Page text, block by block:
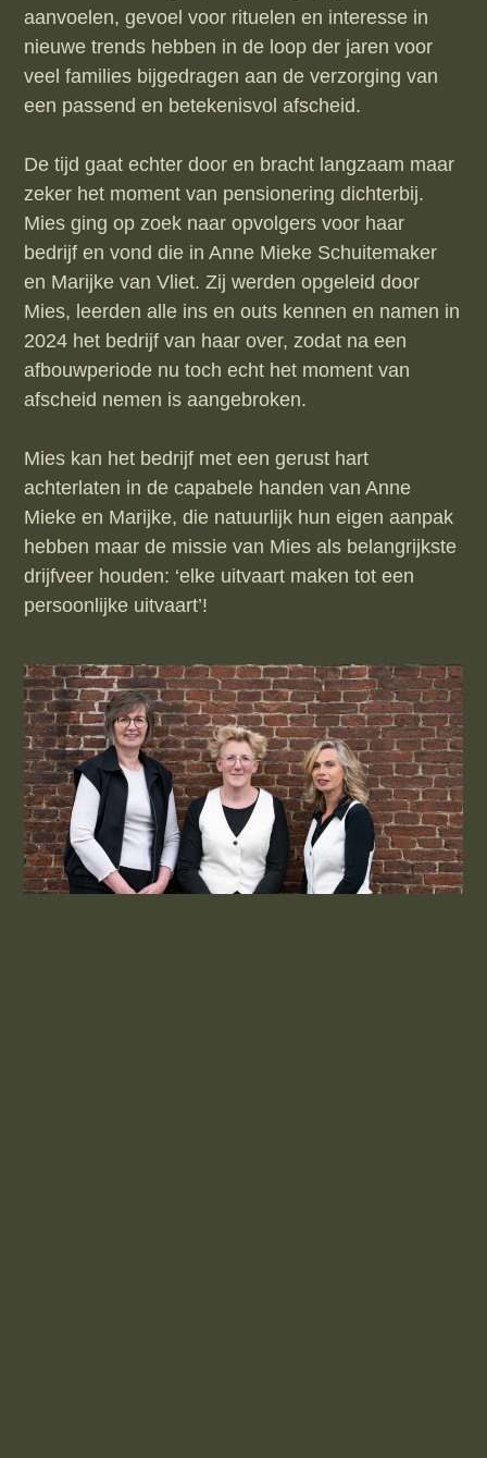
aanvoelen, gevoel voor rituelen en interesse in
nieuwe trends hebben in de loop der jaren voor
veel families bijgedragen aan de verzorging van
een passend en betekenisvol afscheid.
De tijd gaat echter door en bracht langzaam maar
zeker het moment van pensionering dichterbij.
Mies ging op zoek naar opvolgers voor haar
bedrijf en vond die in Anne Mieke Schuitemaker
en Marijke van Vliet. Zij werden opgeleid door
Mies, leerden alle ins en outs kennen en namen in
2024 het bedrijf van haar over, zodat na een
afbouwperiode nu toch echt het moment van
afscheid nemen is aangebroken.
Mies kan het bedrijf met een gerust hart
achterlaten in de capabele handen van Anne
Mieke en Marijke, die natuurlijk hun eigen aanpak
hebben maar de missie van Mies als belangrijkste
drijfveer houden: ‘elke uitvaart maken tot een
persoonlijke uitvaart’!